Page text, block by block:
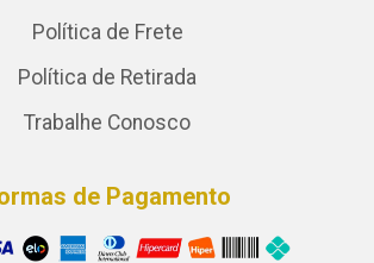
Política de Frete
Política de Retirada
Trabalhe Conosco
de Pagamento